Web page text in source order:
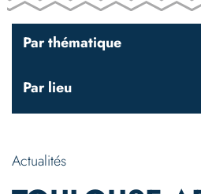
Par thématique
Par lieu
Actualités